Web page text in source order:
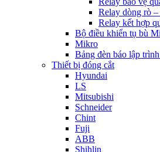
Relay dòng rò
Relay kết hợp
Bộ điều khiển tụ bù
Mikro
Bảng đèn báo lập
Thiết bị đóng cắt
Hyundai
LS
Mitsubishi
Schneider
Chint
Fuji
ABB
Shihlin